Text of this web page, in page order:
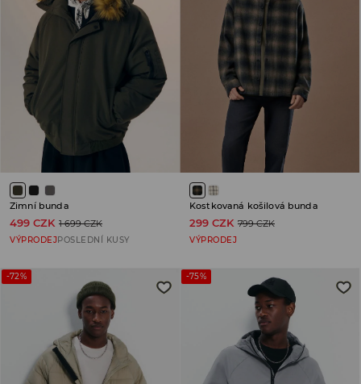
Zimní bunda
499 CZK 1 699 CZK
VÝPRODEJPOSLEDNÍ KUSY
Kostkovaná košilová bunda
299 CZK 799 CZK
VÝPRODEJ
-72% -75%